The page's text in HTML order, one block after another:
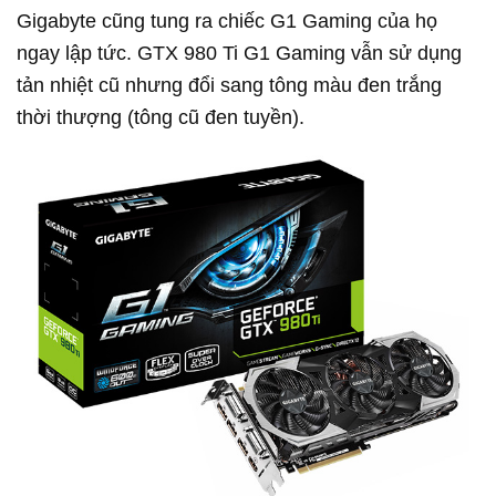
Gigabyte cũng tung ra chiếc G1 Gaming của họ
ngay lập tức. GTX 980 Ti G1 Gaming vẫn sử dụng
tản nhiệt cũ nhưng đổi sang tông màu đen trắng
thời thượng (tông cũ đen tuyền).